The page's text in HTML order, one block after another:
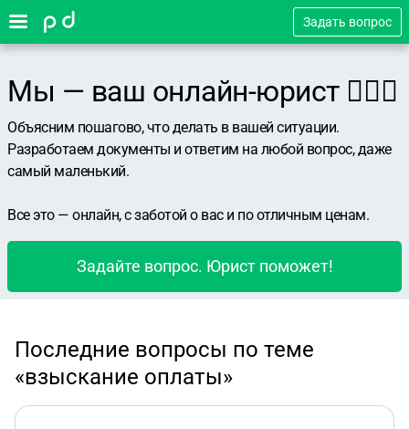
Задать вопрос
Мы — ваш онлайн-юрист 👨🏻‍⚖️
Объясним пошагово, что делать в вашей ситуации.
Разработаем документы и ответим на любой вопрос, даже
самый маленький.
Все это — онлайн, с заботой о вас и по отличным ценам.
Задайте вопрос. Юрист поможет!
Последние вопросы по теме
«взыскание оплаты»